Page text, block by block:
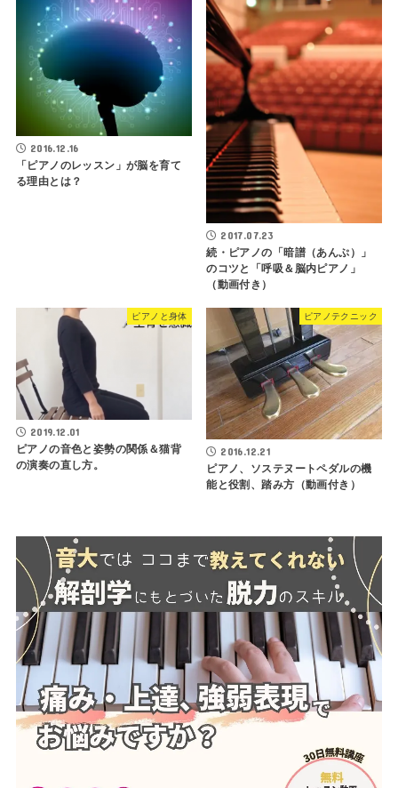
2016.12.16
「ピアノのレッスン」が脳を育て
る理由とは？
2017.07.23
続・ピアノの「暗譜（あんぷ）」
のコツと「呼吸＆脳内ピアノ」
（動画付き）
ピアノと身体
2019.12.01
ピアノの音色と姿勢の関係＆猫背
の演奏の直し方。
ピアノテクニック
2016.12.21
ピアノ、ソステヌートペダルの機
能と役割、踏み方（動画付き）